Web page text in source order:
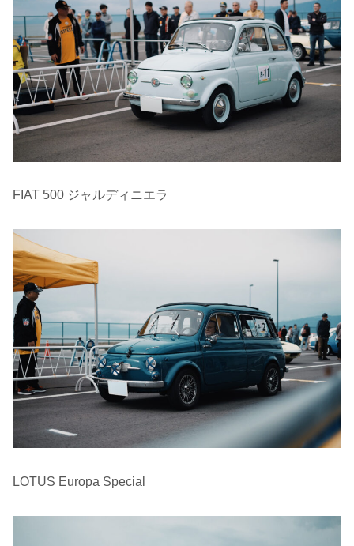
FIAT 500 ジャルディニエラ
LOTUS Europa Special